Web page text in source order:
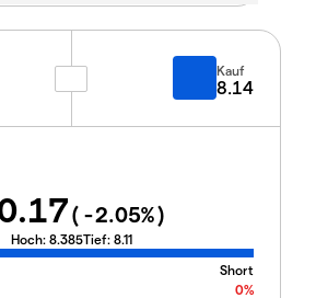
Kauf
8.14
( -2.05%)
Hoch: 8.385Tief: 8.11
Short
0%